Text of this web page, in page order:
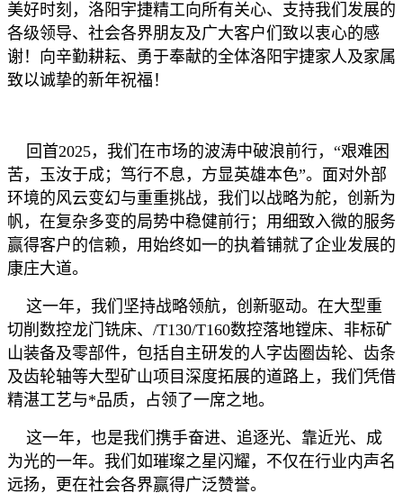
美好时刻，洛阳宇捷精工向所有关心、支持我们发展的
各级领导、社会各界朋友及广大客户们致以衷心的感
谢！向辛勤耕耘、勇于奉献的全体洛阳宇捷家人及家属
致以诚挚的新年祝福！
回首2025，我们在市场的波涛中破浪前行， “艰难困
苦，玉汝于成；笃行不息，方显英雄本色”。面对外部
环境的风云变幻与重重挑战， 我们以战略为舵，创新为
帆，在复杂多变的局势中稳健前行；用细致入微的服务
赢得客户的信赖，用始终如一的执着铺就了企业发展的
康庄大道。
这一年，我们坚持战略领航，创新驱动。在大型重
切削数控龙门铣床、 /T130/T160数控落地镗床、非标矿
山装备及零部件，包括自主研发的人字齿圈齿轮、齿条
及齿轮轴等大型矿山项目深度拓展的道路上，我们凭借
精湛工艺与*品质，占领了一席之地。
这一年，也是我们携手奋进、追逐光、靠近光、成
为光的一年。我们如璀璨之星闪耀，不仅在行业内声名
远扬，更在社会各界赢得广泛赞誉。